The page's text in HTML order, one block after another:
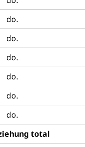
do.
do.
do.
do.
do.
do.
total